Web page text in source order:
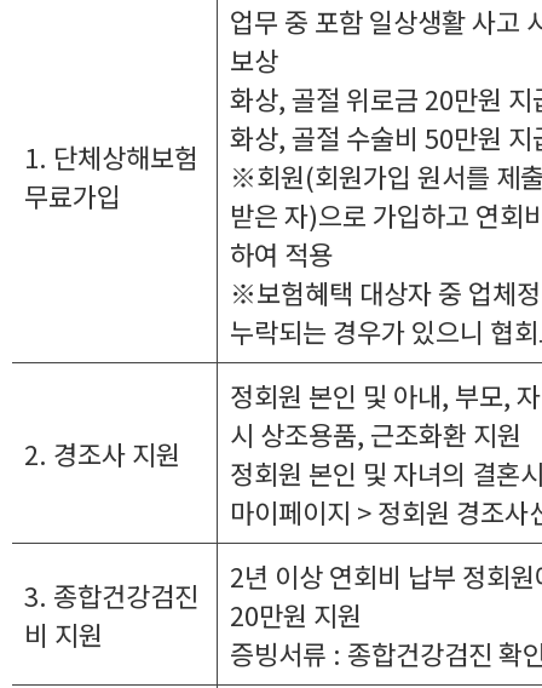
1. 단체상해보험
무료가입
업무 중 포함 일상생활 사고
보상
화상, 골절 위로금 20만원
화상, 골절 수술비 50만원
※회원(회원가입 원서를 제
받은 자)으로 가입하고 연회
하여 적용
※보험혜택 대상자 중 업체
누락되는 경우가 있으니 협
2. 경조사 지원
정회원 본인 및 아내, 부모,
시 상조용품, 근조화환 지원
정회원 본인 및 자녀의 결혼
마이페이지 > 정회원 경조사
3. 종합건강검진
비 지원
2년 이상 연회비 납부 정회
20만원 지원
증빙서류 : 종합건강검진 확